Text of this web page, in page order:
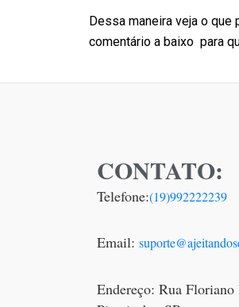
Dessa maneira veja o
comentário a baixo para
CONTATO:
Telefone:(19)992222239
Email:
Endereço: Rua